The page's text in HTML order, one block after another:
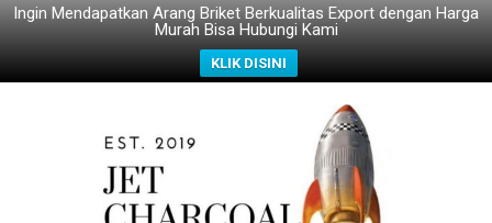
Ingin Mendapatkan Arang Briket Berkualitas Export dengan Harga
Murah Bisa Hubungi Kami
KLIK DISINI